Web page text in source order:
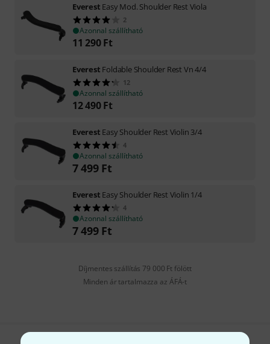
Everest Easy Mod. Shoulder Rest Viola
2
Azonnal szállítható
11 290 Ft
Everest Foldable Shoulder Rest Vn 4/4
12
Azonnal szállítható
12 490 Ft
Everest Easy Shoulder Rest Violin 3/4
4
Azonnal szállítható
7 499 Ft
Everest Easy Shoulder Rest Violin 1/4
4
Azonnal szállítható
7 499 Ft
Díjmentes szállítás 79 000 Ft fölött
Minden ár tartalmazza az ÁFÁ-t